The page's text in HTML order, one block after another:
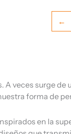
←
veces surge
forma de
en la